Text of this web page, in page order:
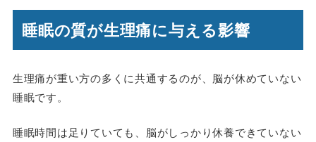
睡眠の質が生理痛に与える影響
生理痛が重い方の多くに共通するのが、脳が休めていない
睡眠です。
睡眠時間は足りていても、脳がしっかり休養できていない